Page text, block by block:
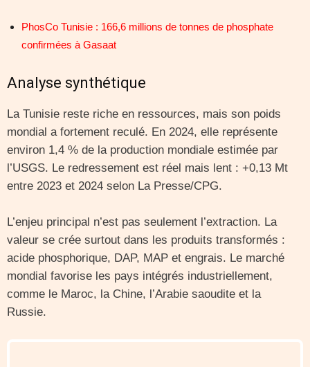
PhosCo Tunisie : 166,6 millions de tonnes de phosphate
confirmées à Gasaat
Analyse synthétique
La Tunisie reste riche en ressources, mais son poids
mondial a fortement reculé. En 2024, elle représente
environ 1,4 % de la production mondiale estimée par
l’USGS. Le redressement est réel mais lent : +0,13 Mt
entre 2023 et 2024 selon La Presse/CPG.
L’enjeu principal n’est pas seulement l’extraction. La
valeur se crée surtout dans les produits transformés :
acide phosphorique, DAP, MAP et engrais. Le marché
mondial favorise les pays intégrés industriellement,
comme le Maroc, la Chine, l’Arabie saoudite et la
Russie.